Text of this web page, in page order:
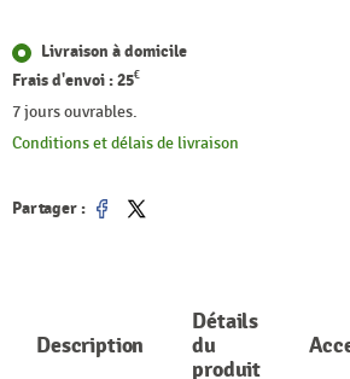
Livraison à domicile
Frais d'envoi :25€
7 jours ouvrables.
Conditions et délais de livraison
Partager :
Partager
Tweet
Description
Détails
du
produit